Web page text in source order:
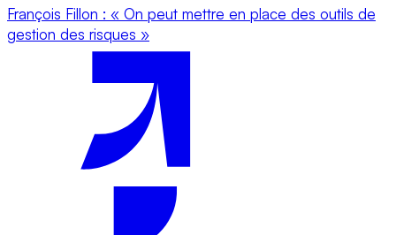
François Fillon : « On peut mettre en place des outils de
gestion des risques »